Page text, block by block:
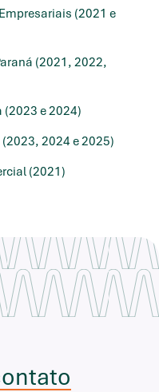
(2021 e
(2021, 2022,
(2023 e 2024)
2024 e 2025)
(2021)